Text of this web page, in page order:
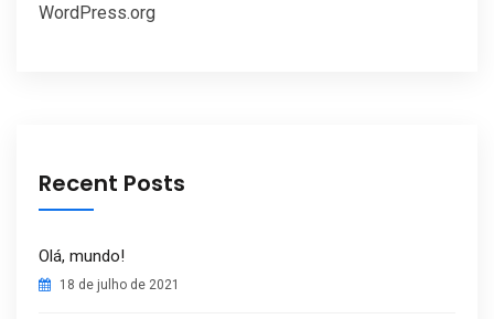
WordPress.org
Recent Posts
Olá, mundo!
18 de julho de 2021